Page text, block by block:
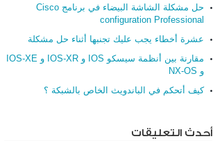
حل مشكلة الشاشة البيضاء في برنامج Cisco
configuration Professional
عشرة أخطاء يجب عليك تجنبها أثناء حل مشكلة
مقارنة بين أنظمة سيسكو IOS و IOS-XR و IOS-XE
و NX-OS
كيف أتحكم في الباندويث الخاص بالشبكة ؟
أحدث التعليقات